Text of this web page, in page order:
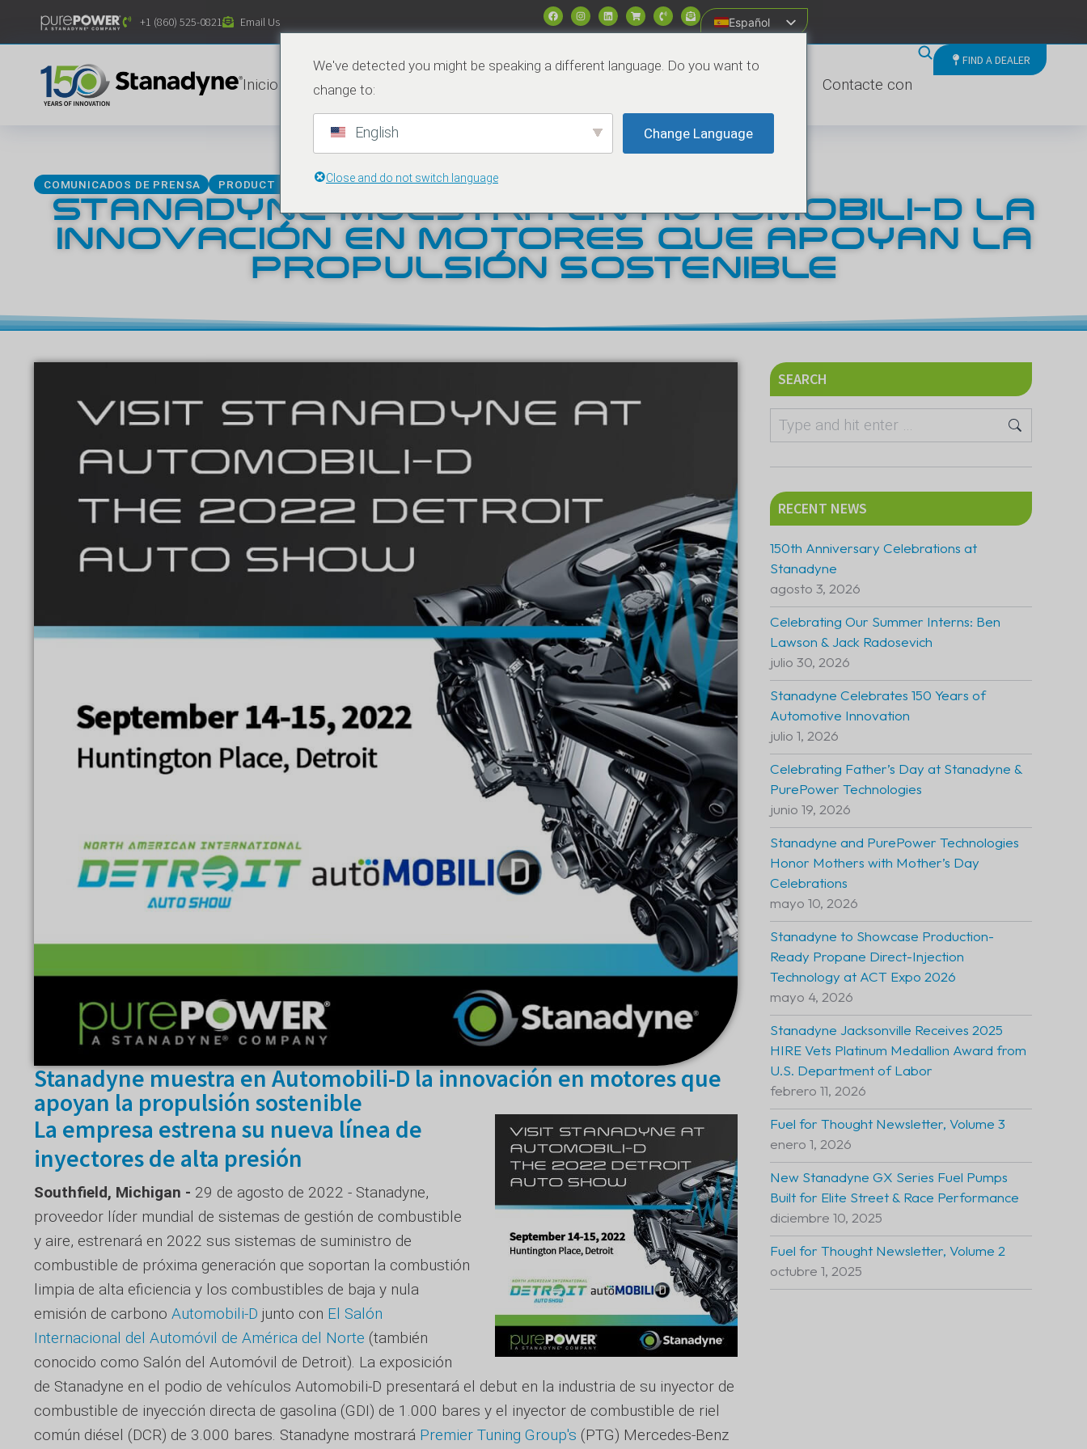
contenido
+1 (860) 525-0821 Email Us Español
Inicio Productos Contacte con
FIND A DEALER
COMUNICADOS DE PRENSA PRODUCT NEWS 29 DE AGOSTO DE 2022
STANADYNE MUESTRA EN AUTOMOBILI-D LA
INNOVACIÓN EN MOTORES QUE APOYAN LA
PROPULSIÓN SOSTENIBLE
Stanadyne muestra en Automobili-D la innovación en motores que
apoyan la propulsión sostenible
La empresa estrena su nueva línea de
inyectores de alta presión
Southfield, Michigan - 29 de agosto de 2022 - Stanadyne,
proveedor líder mundial de sistemas de gestión de combustible
y aire, estrenará en 2022 sus sistemas de suministro de
combustible de próxima generación que soportan la combustión
limpia de alta eficiencia y los combustibles de baja y nula
emisión de carbono Automobili-D junto con El Salón
Internacional del Automóvil de América del Norte (también
conocido como Salón del Automóvil de Detroit). La exposición
de Stanadyne en el podio de vehículos Automobili-D presentará el debut en la industria de su inyector de
combustible de inyección directa de gasolina (GDI) de 1.000 bares y el inyector de combustible de riel
común diésel (DCR) de 3.000 bares. Stanadyne mostrará Premier Tuning Group's (PTG) Mercedes-Benz
SEARCH
RECENT NEWS
150th Anniversary Celebrations at
Stanadyne
agosto 3, 2026
Celebrating Our Summer Interns: Ben
Lawson & Jack Radosevich
julio 30, 2026
Stanadyne Celebrates 150 Years of
Automotive Innovation
julio 1, 2026
Celebrating Father’s Day at Stanadyne &
PurePower Technologies
junio 19, 2026
Stanadyne and PurePower Technologies
Honor Mothers with Mother’s Day
Celebrations
mayo 10, 2026
Stanadyne to Showcase Production-
Ready Propane Direct-Injection
Technology at ACT Expo 2026
mayo 4, 2026
Stanadyne Jacksonville Receives 2025
HIRE Vets Platinum Medallion Award from
U.S. Department of Labor
febrero 11, 2026
Fuel for Thought Newsletter, Volume 3
enero 1, 2026
New Stanadyne GX Series Fuel Pumps
Built for Elite Street & Race Performance
diciembre 10, 2025
Fuel for Thought Newsletter, Volume 2
octubre 1, 2025
We've detected you might be speaking a different language. Do you want to
change to:
English Change Language
Close and do not switch language